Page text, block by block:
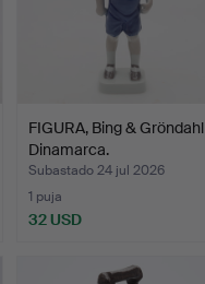
FIGURA, Bing & Gröndahl
Dinamarca.
Subastado 24 jul 2026
1 puja
32 USD